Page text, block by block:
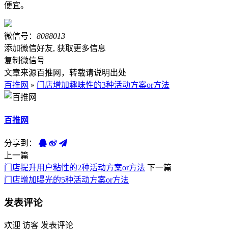
便宜。
微信号： 8088013
添加微信好友, 获取更多信息
复制微信号
文章来源百推网，转载请说明出处
百推网 » 门店增加趣味性的3种活动方案or方法
百推网
分享到：
上一篇
门店提升用户粘性的2种活动方案or方法 下一篇
门店增加曝光的5种活动方案or方法
发表评论
欢迎 访客 发表评论